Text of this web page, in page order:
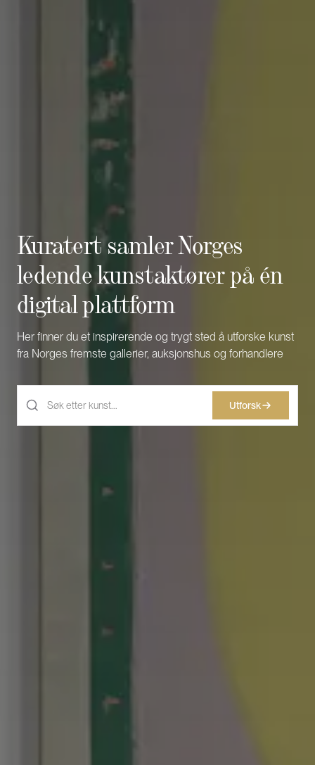
Kuratert samler Norges
ledende kunstaktører på én
digital plattform
Her finner du et inspirerende og trygt sted å utforske kunst
fra Norges fremste gallerier, auksjonshus og forhandlere
Utforsk